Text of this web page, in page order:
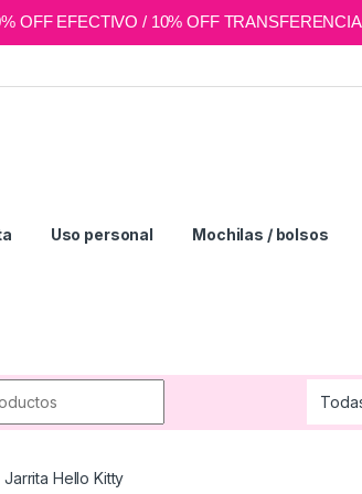
OFF EFECTIVO / 10% OFF
Uso personal Mochilas / bolsos
Jarrita Hello Kitty